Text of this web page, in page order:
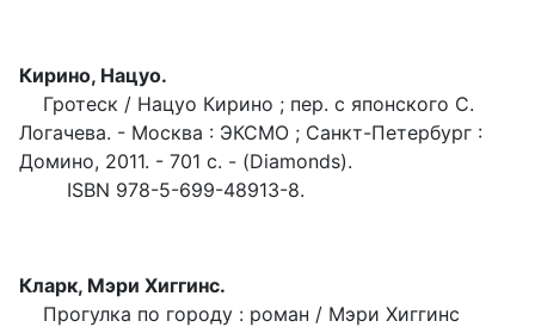
Кирино, Нацуо.
Гротеск / Нацуо Кирино ; пер. с японского С.
Логачева. - Москва : ЭКСМО ; Санкт-Петербург :
Домино, 2011. - 701 с. - (Diamonds).
ISBN 978-5-699-48913-8.
Кларк, Мэри Хиггинс.
Прогулка по городу : роман / Мэри Хиггинс